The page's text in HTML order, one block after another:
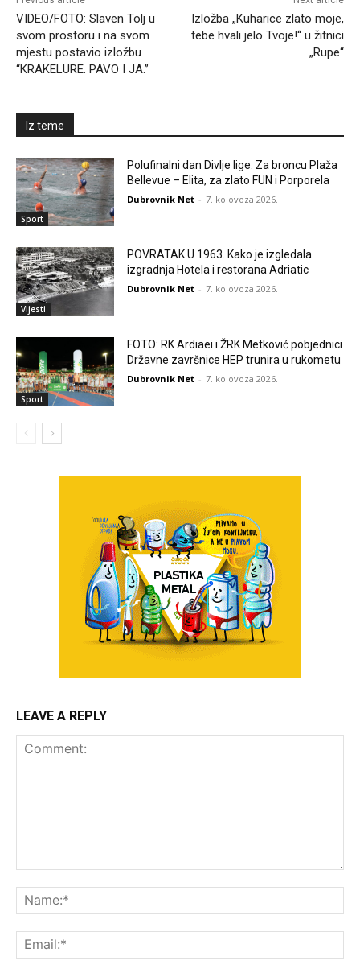
VIDEO/FOTO: Slaven Tolj u
svom prostoru i na svom
mjestu postavio izložbu
“KRAKELURE. PAVO I JA.”
Izložba „Kuharice zlato moje,
tebe hvali jelo Tvoje!“ u žitnici
„Rupe“
Iz teme
Sport
Polufinalni dan Divlje lige: Za broncu Plaža
Bellevue – Elita, za zlato FUN i Porporela
Dubrovnik Net - 7. kolovoza 2026.
Vijesti
POVRATAK U 1963. Kako je izgledala
izgradnja Hotela i restorana Adriatic
Dubrovnik Net - 7. kolovoza 2026.
Sport
FOTO: RK Ardiaei i ŽRK Metković pobjednici
Državne završnice HEP trunira u rukometu
Dubrovnik Net - 7. kolovoza 2026.
LEAVE A REPLY